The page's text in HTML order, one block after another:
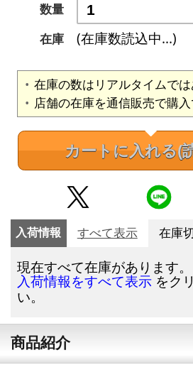
数量
在庫
(在庫数読込中...)
在庫の数はリアルタイムでは
店舗の在庫を通信販売で購入
カートに入れる(
入荷情報 すべて表示 在庫
現在すべて在庫があります。
入荷情報をすべて表示 をク
い。
商品紹介